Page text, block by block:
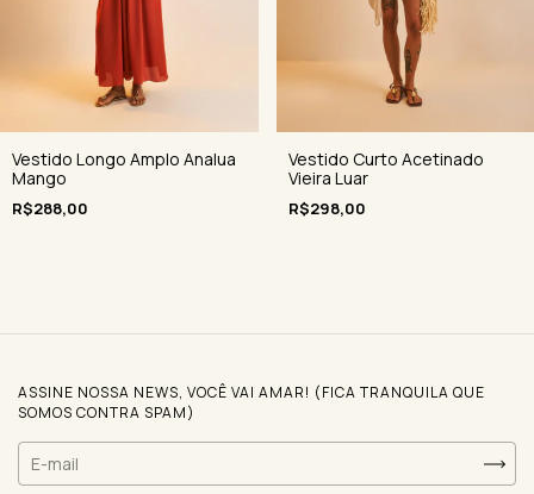
Vestido Longo Amplo Analua
Mango
R$288,00
Vestido Curto Acetinado
Vieira Luar
R$298,00
ASSINE NOSSA NEWS, VOCÊ VAI AMAR! (FICA TRANQUILA QUE
SOMOS CONTRA SPAM)